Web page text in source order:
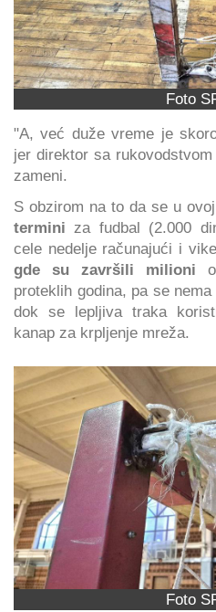
Foto
"A, već duže vreme je
jer direktor sa
zameni.
S obzirom na to da se u
termini za fudbal (2.000
cele nedelje računajući i
gde su završili milioni
proteklih godina, pa se
dok se lepljiva traka
kanap za krpljenje mreža.
Foto